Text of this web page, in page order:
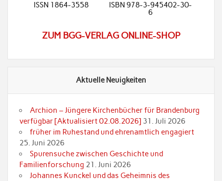
ISSN 1864-3558
ISBN 978-3-945402-30-
6
ZUM BGG-VERLAG ONLINE-SHOP
Aktuelle Neuigkeiten
Archion – Jüngere Kirchenbücher für Brandenburg
verfügbar [Aktualisiert 02.08.2026] 31. Juli 2026
früher im Ruhestand und ehrenamtlich engagiert
25. Juni 2026
Spurensuche zwischen Geschichte und
Familienforschung 21. Juni 2026
Johannes Kunckel und das Geheimnis des